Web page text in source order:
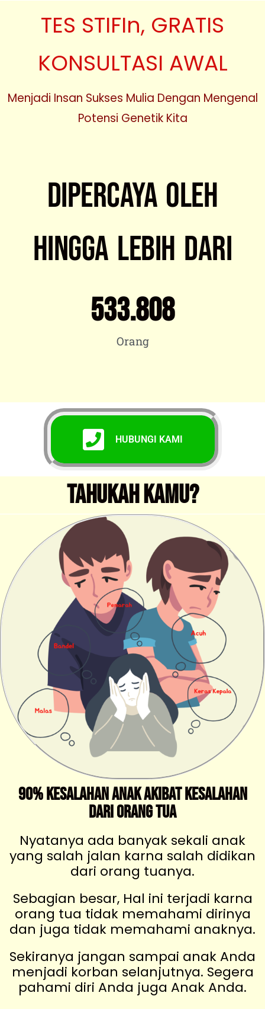
TES STIFIn, GRATIS
KONSULTASI AWAL
Menjadi Insan Sukses Mulia Dengan Mengenal
Potensi Genetik Kita
Dipercaya Oleh
Hingga Lebih Dari
Orang
533.808
HUBUNGI KAMI
TAHUKAH KAMU?
90% Kesalahan Anak Akibat Kesalahan
Dari Orang Tua
Nyatanya ada banyak sekali anak
yang salah jalan karna salah didikan
dari orang tuanya.
Sebagian besar, Hal ini terjadi karna
orang tua tidak memahami dirinya
dan juga tidak memahami anaknya.
Sekiranya jangan sampai anak Anda
menjadi korban selanjutnya. Segera
pahami diri Anda juga Anak Anda.